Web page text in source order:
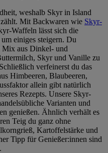
weshalb Skyr in Island
Mit Backwaren wie Skyr-
Waffeln lässt sich die
einiges steigern. Du
Mix aus Dinkel- und
Skyr und Vanille zu
verfeinerst du das
Himbeeren, Blaubeeren,
allein gibt natürlich
Rezepts. Unsere Skyr-
Varianten und
genießen. Ähnlich verhält es
Teig du ganz ohne
Kartoffelstärke und
Tipp für Genießer:innen sind
.